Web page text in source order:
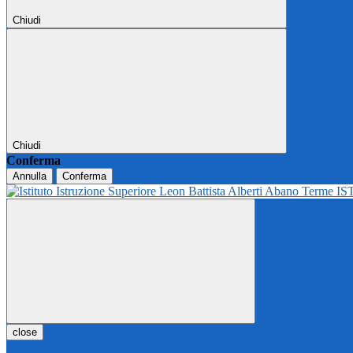
Chiudi
Chiudi
Conferma
Annulla Conferma
close